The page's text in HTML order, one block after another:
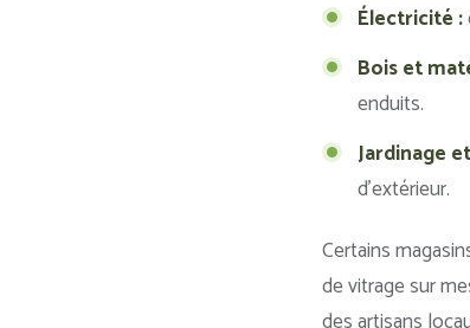
Électricité :
Bois et
enduits.
Jardinage
d’extérieur.
Certains
de vitrage sur